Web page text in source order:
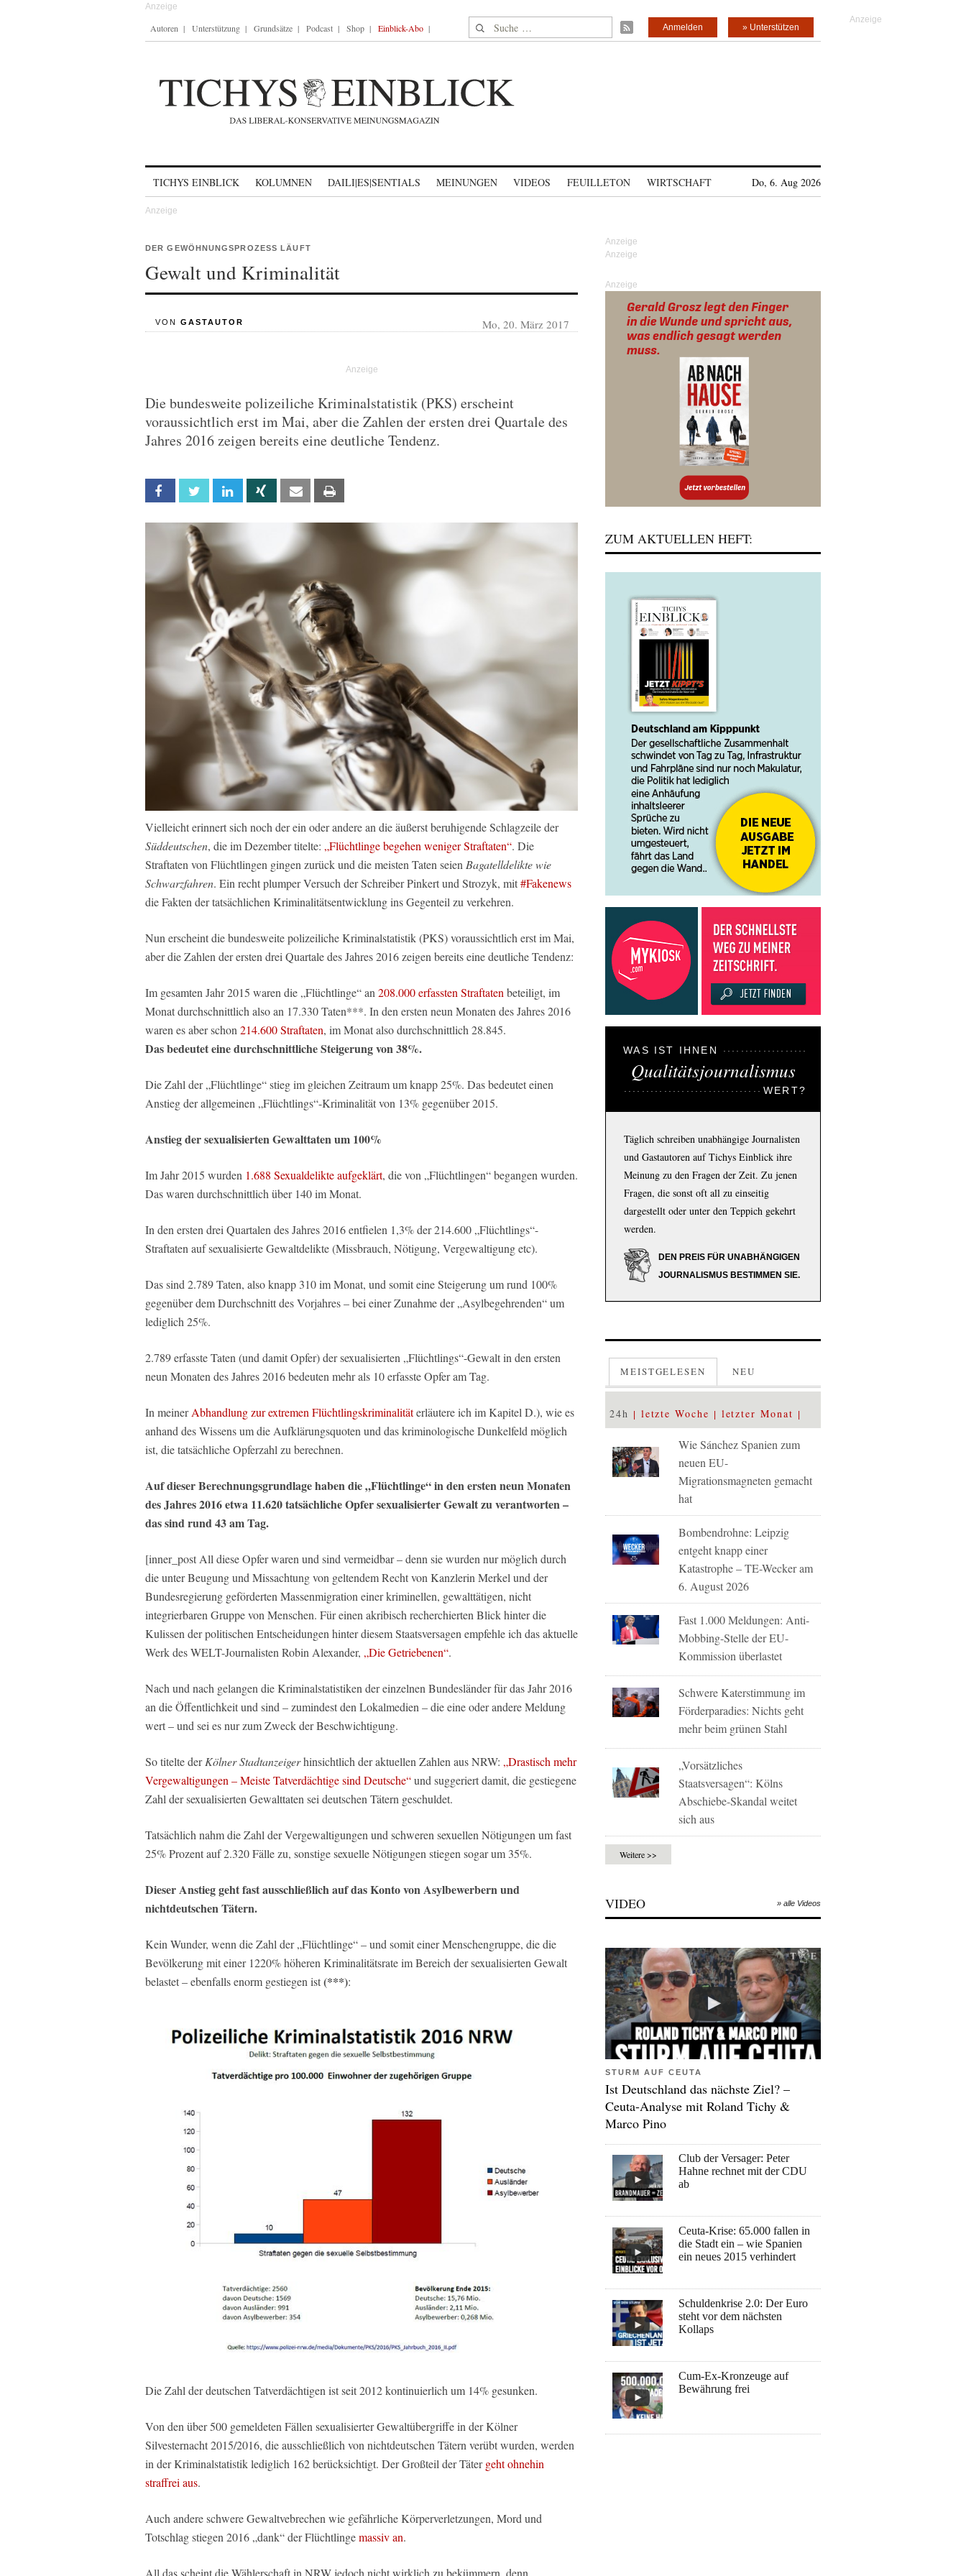
Autoren Unterstützung Grundsätze Podcast Shop Einblick-Abo Suche nach: » Unterstützen
Anmelden
TICHYS EINBLICK KOLUMNEN DAILI|ES|SENTIALS MEINUNGEN VIDEOS FEUILLETON WIRTSCHAFT Do, 6. Aug 2026
DER GEWÖHNUNGSPROZESS LÄUFT
Gewalt und Kriminalität
VON GASTAUTOR Mo, 20. März 2017
Die bundesweite polizeiliche Kriminalstatistik (PKS) erscheint
voraussichtlich erst im Mai, aber die Zahlen der ersten drei Quartale des
Jahres 2016 zeigen bereits eine deutliche Tendenz.
Facebook Twitter Linkedin Xing Email
Vielleicht erinnert sich noch der ein oder andere an die äußerst beruhigende Schlagzeile der
Süddeutschen, die im Dezember titelte: „Flüchtlinge begehen weniger Straftaten“. Die
Straftaten von Flüchtlingen gingen zurück und die meisten Taten seien Bagatelldelikte wie
Schwarzfahren. Ein recht plumper Versuch der Schreiber Pinkert und Strozyk, mit#Fakenews
die Fakten der tatsächlichen Kriminalitätsentwicklung ins Gegenteil zu verkehren.
Nun erscheint die bundesweite polizeiliche Kriminalstatistik (PKS) voraussichtlich erst im Mai,
aber die Zahlen der ersten drei Quartale des Jahres 2016 zeigen bereits eine deutliche Tendenz:
Im gesamten Jahr 2015 waren die „Flüchtlinge“ an 208.000 erfassten Straftaten beteiligt, im
Monat durchschnittlich also an 17.330 Taten***. In den ersten neun Monaten des Jahres 2016
waren es aber schon 214.600 Straftaten, im Monat also durchschnittlich 28.845.
Das bedeutet eine durchschnittliche Steigerung von 38%.
Die Zahl der „Flüchtlinge“ stieg im gleichen Zeitraum um knapp 25%. Das bedeutet einen
Anstieg der allgemeinen „Flüchtlings“-Kriminalität von 13% gegenüber 2015.
Anstieg der sexualisierten Gewalttaten um 100%
Im Jahr 2015 wurden 1.688 Sexualdelikte aufgeklärt, die von „Flüchtlingen“ begangen wurden.
Das waren durchschnittlich über 140 im Monat.
In den ersten drei Quartalen des Jahres 2016 entfielen 1,3% der 214.600 „Flüchtlings“-
Straftaten auf sexualisierte Gewaltdelikte (Missbrauch, Nötigung, Vergewaltigung etc).
Das sind 2.789 Taten, also knapp 310 im Monat, und somit eine Steigerung um rund 100%
gegenüber dem Durchschnitt des Vorjahres – bei einer Zunahme der „Asylbegehrenden“ um
lediglich 25%.
2.789 erfasste Taten (und damit Opfer) der sexualisierten „Flüchtlings“-Gewalt in den ersten
neun Monaten des Jahres 2016 bedeuten mehr als 10 erfasste Opfer am Tag.
In meinerAbhandlung zur extremen Flüchtlingskriminalitäterläutere ich im Kapitel D.), wie es
anhand des Wissens um die Aufklärungsquoten und das kriminologische Dunkelfeld möglich
ist, die tatsächliche Opferzahl zu berechnen.
Auf dieser Berechnungsgrundlage haben die „Flüchtlinge“ in den ersten neun Monaten
des Jahres 2016 etwa 11.620 tatsächliche Opfer sexualisierter Gewalt zu verantworten –
das sind rund 43 am Tag.
[inner_post All diese Opfer waren und sind vermeidbar – denn sie wurden nur möglich durch
die unter Beugung und Missachtung von geltendem Recht von Kanzlerin Merkel und der
Bundesregierung geförderten Massenmigration einer kriminellen, gewalttätigen, nicht
integrierbaren Gruppe von Menschen. Für einen akribisch recherchierten Blick hinter die
Kulissen der politischen Entscheidungen hinter diesem Staatsversagen empfehle ich das aktuelle
Werk des WELT-Journalisten Robin Alexander, „Die Getriebenen“.
Nach und nach gelangen die Kriminalstatistiken der einzelnen Bundesländer für das Jahr 2016
an die Öffentlichkeit und sind – zumindest den Lokalmedien – die eine oder andere Meldung
wert – und sei es nur zum Zweck der Beschwichtigung.
So titelte derKölner Stadtanzeigerhinsichtlich der aktuellen Zahlen aus NRW: „Drastisch mehr
Vergewaltigungen – Meiste Tatverdächtige sind Deutsche“und suggeriert damit, die gestiegene
Zahl der sexualisierten Gewalttaten sei deutschen Tätern geschuldet.
Tatsächlich nahm die Zahl der Vergewaltigungen und schweren sexuellen Nötigungen um fast
25% Prozent auf 2.320 Fälle zu, sonstige sexuelle Nötigungen stiegen sogar um 35%.
Dieser Anstieg geht fast ausschließlich auf das Konto von Asylbewerbern und
nichtdeutschen Tätern.
Kein Wunder, wenn die Zahl der „Flüchtlinge“ – und somit einer Menschengruppe, die die
Bevölkerung mit einer 1220% höheren Kriminalitätsrate im Bereich der sexualisierten Gewalt
belastet – ebenfalls enorm gestiegen ist(***):
Die Zahl der deutschen Tatverdächtigen ist seit 2012 kontinuierlich um 14% gesunken.
Von den über 500 gemeldeten Fällen sexualisierter Gewaltübergriffe in der Kölner
Silvesternacht 2015/2016, die ausschließlich von nichtdeutschen Tätern verübt wurden, werden
in der Kriminalstatistik lediglich 162 berücksichtigt. Der Großteil der Tätergeht ohnehin
straffrei aus.
Auch andere schwere Gewaltvebrechen wie gefährliche Körperverletzungen, Mord und
Totschlag stiegen 2016 „dank“ der Flüchtlingemassiv an.
All das scheint die Wählerschaft in NRW jedoch nicht wirklich zu bekümmern, denn
Anzeige
ZUM AKTUELLEN HEFT:
WAS IST IHNEN
Qualitätsjournalismus
WERT?
Täglich schreiben unabhängige Journalisten
und Gastautoren auf Tichys Einblick ihre
Meinung zu den Fragen der Zeit. Zu jenen
Fragen, die sonst oft all zu einseitig
dargestellt oder unter den Teppich gekehrt
werden.
DEN PREIS FÜR UNABHÄNGIGEN
JOURNALISMUS BESTIMMEN SIE.
MEISTGELESEN NEU
24h letzte Woche letzter Monat
Wie Sánchez Spanien zum
neuen EU-
Migrationsmagneten gemacht
hat
Bombendrohne: Leipzig
entgeht knapp einer
Katastrophe – TE-Wecker am
6. August 2026
Fast 1.000 Meldungen: Anti-
Mobbing-Stelle der EU-
Kommission überlastet
Schwere Katerstimmung im
Förderparadies: Nichts geht
mehr beim grünen Stahl
„Vorsätzliches
Staatsversagen“: Kölns
Abschiebe-Skandal weitet
sich aus
Weitere >>
VIDEO » alle Videos
STURM AUF CEUTA
Ist Deutschland das nächste Ziel? –
Ceuta-Analyse mit Roland Tichy &
Marco Pino
Club der Versager: Peter
Hahne rechnet mit der CDU
ab
Ceuta-Krise: 65.000 fallen in
die Stadt ein – wie Spanien
ein neues 2015 verhindert
Schuldenkrise 2.0: Der Euro
steht vor dem nächsten
Kollaps
Cum-Ex-Kronzeuge auf
Bewährung frei